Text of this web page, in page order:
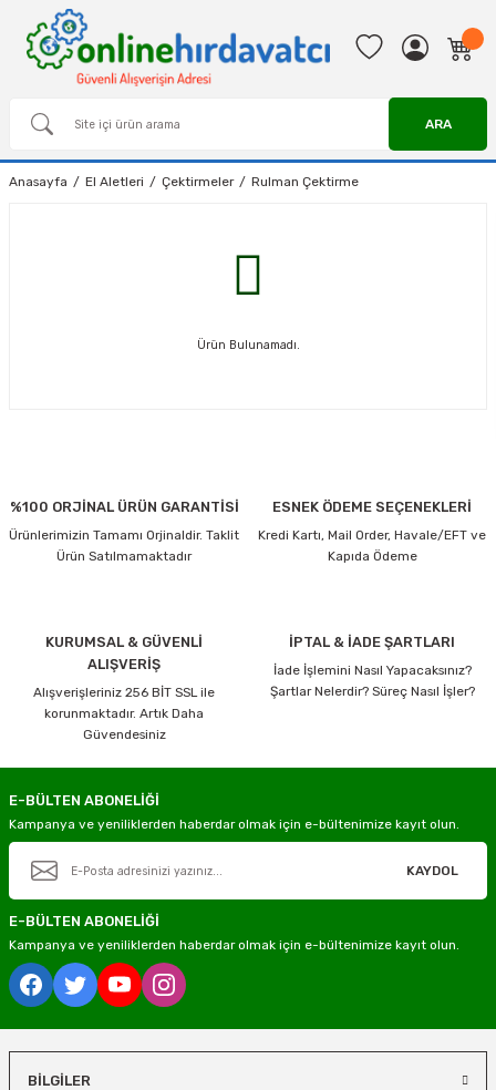
ARA
Anasayfa El Aletleri Çektirmeler Rulman Çektirme
Ürün Bulunamadı.
%100 ORJİNAL ÜRÜN GARANTİSİ
Ürünlerimizin Tamamı Orjinaldir. Taklit
Ürün Satılmamaktadır
ESNEK ÖDEME SEÇENEKLERİ
Kredi Kartı, Mail Order, Havale/EFT ve
Kapıda Ödeme
KURUMSAL & GÜVENLİ
ALIŞVERİŞ
Alışverişleriniz 256 BİT SSL ile
korunmaktadır. Artık Daha
Güvendesiniz
İPTAL & İADE ŞARTLARI
İade İşlemini Nasıl Yapacaksınız?
Şartlar Nelerdir? Süreç Nasıl İşler?
E-BÜLTEN ABONELİĞİ
Kampanya ve yeniliklerden haberdar olmak için e-bültenimize kayıt olun.
KAYDOL
E-BÜLTEN ABONELİĞİ
Kampanya ve yeniliklerden haberdar olmak için e-bültenimize kayıt olun.
BİLGİLER